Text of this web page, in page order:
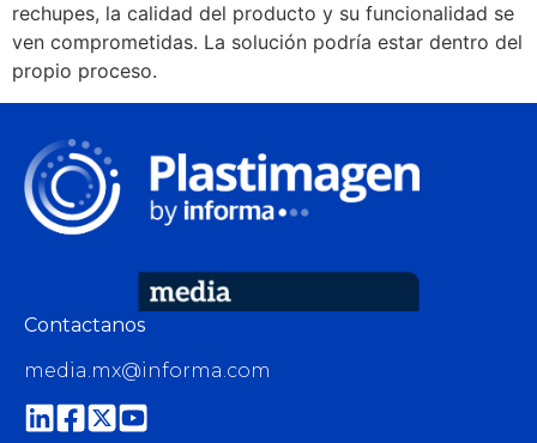
rechupes, la calidad del producto y su funcionalidad se
ven comprometidas. La solución podría estar dentro del
propio proceso.
Contactanos
media.mx@informa.com